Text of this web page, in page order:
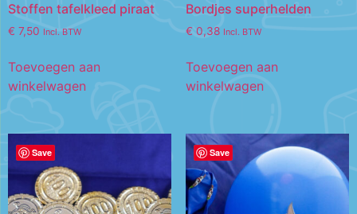
Stoffen tafelkleed piraat
€ 7,50 Incl. BTW
Toevoegen aan
winkelwagen
Bordjes superhelden
€ 0,38 Incl. BTW
Toevoegen aan
winkelwagen
Save Save